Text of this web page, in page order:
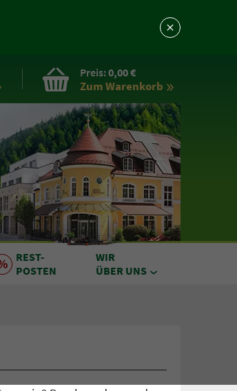
Preis:0,00 €
Zum Warenkorb
REST-
POSTEN
WIR
ÜBER UNS